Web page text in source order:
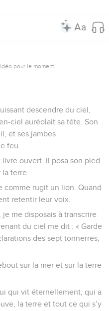
pour le moment.
descendre du ciel,
ciel auréolait sa tête. Son
et ses jambes
feu.
ouvert. Il posa son pied
terre.
comme rugit un lion. Quand
retentir leur voix.
me disposais à transcrire
du ciel me dit : « Garde
des sept tonnerres,
sur la mer et sur la terre
qui vit éternellement, qui a
la terre et tout ce qui s’y